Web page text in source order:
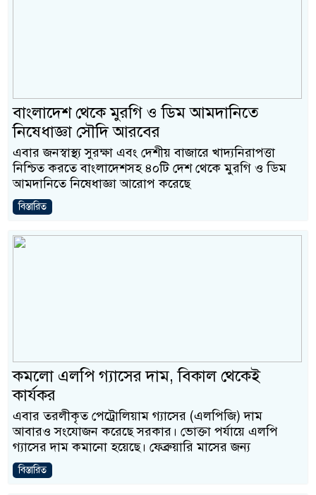
বাংলাদেশ থেকে মুরগি ও ডিম আমদানিতে
নিষেধাজ্ঞা সৌদি আরবের
এবার জনস্বাস্থ্য সুরক্ষা এবং দেশীয় বাজারে খাদ্যনিরাপত্তা
নিশ্চিত করতে বাংলাদেশসহ ৪০টি দেশ থেকে মুরগি ও ডিম
আমদানিতে নিষেধাজ্ঞা আরোপ করেছে
বিস্তারিত
কমলো এলপি গ্যাসের দাম, বিকাল থেকেই
কার্যকর
এবার তরলীকৃত পেট্রোলিয়াম গ্যাসের (এলপিজি) দাম
আবারও সংযোজন করেছে সরকার। ভোক্তা পর্যায়ে এলপি
গ্যাসের দাম কমানো হয়েছে। ফেব্রুয়ারি মাসের জন্য
বিস্তারিত